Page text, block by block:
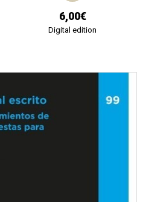
6,00€
Digital edition